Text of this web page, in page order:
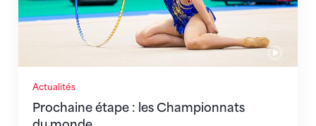
Actualités
Prochaine étape : les Championnats